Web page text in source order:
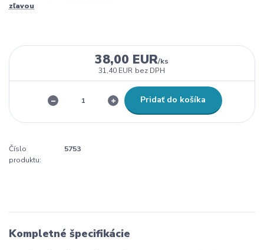
zľavou
38,00 EUR/ks
31,40 EUR bez DPH
Pridať do košíka
Číslo
produktu:
5753
Kompletné špecifikácie